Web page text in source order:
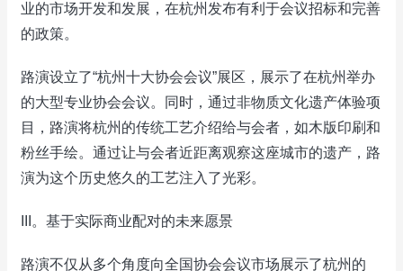
业的市场开发和发展，在杭州发布有利于会议招标和完善
的政策。
路演设立了“杭州十大协会会议”展区，展示了在杭州举办
的大型专业协会会议。同时，通过非物质文化遗产体验项
目，路演将杭州的传统工艺介绍给与会者，如木版印刷和
粉丝手绘。通过让与会者近距离观察这座城市的遗产，路
演为这个历史悠久的工艺注入了光彩。
III。基于实际商业配对的未来愿景
路演不仅从多个角度向全国协会会议市场展示了杭州的